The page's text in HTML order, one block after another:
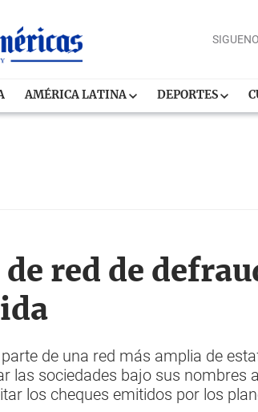
AMÉRICA LATINA DEPORTES
red de
de una red más amplia de
las sociedades bajo sus nombres
los cheques emitidos por los